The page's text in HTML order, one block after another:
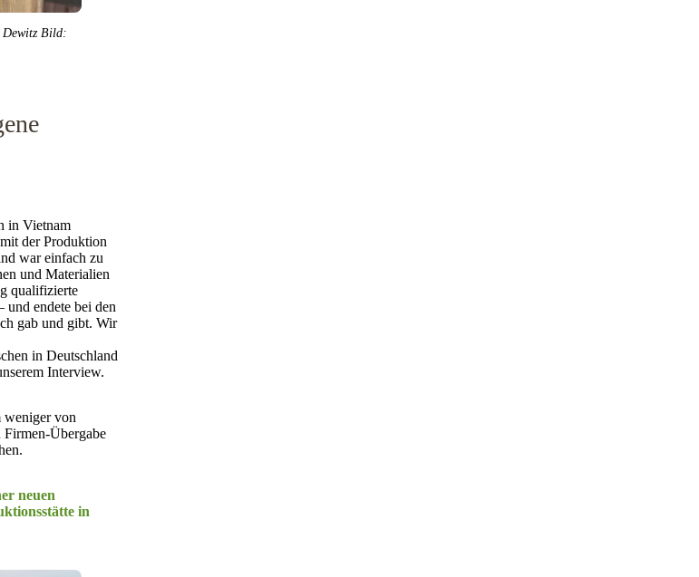
Dewitz Bild:
in Vietnam
der Produktion
war einfach zu
und Materialien
qualifizierte
endete bei den
gab und gibt. Wir
in Deutschland
Interview.
weniger von
Firmen-Übergabe
neuen
in